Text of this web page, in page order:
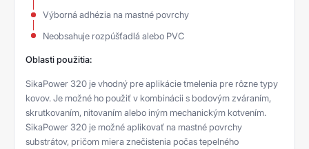
Výborná adhézia na mastné povrchy
Neobsahuje rozpúšťadlá alebo PVC
Oblasti použitia:
SikaPower 320 je vhodný pre aplikácie tmelenia pre rôzne typy
kovov. Je možné ho použiť v kombinácii s bodovým zváraním,
skrutkovaním, nitovaním alebo iným mechanickým kotvením.
SikaPower 320 je možné aplikovať na mastné povrchy
substrátov, pričom miera znečistenia počas tepelného